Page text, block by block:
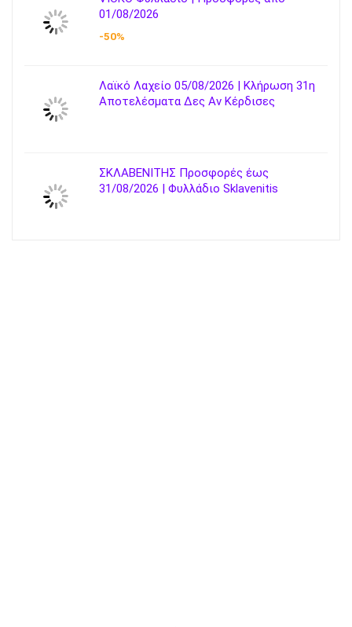
01/08/2026
-50%
Λαϊκό Λαχείο 05/08/2026 | Κλήρωση 31η
Αποτελέσματα Δες Αν Κέρδισες
ΣΚΛΑΒΕΝΙΤΗΣ Προσφορές έως
31/08/2026 | Φυλλάδιο Sklavenitis